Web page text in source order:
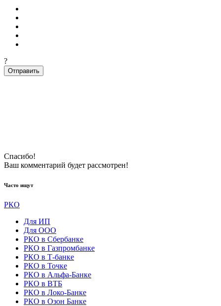
?
Отправить
Спасибо!
Ваш комментарий будeт рассмотрен!
Часто ищут
РКО
Для ИП
Для ООО
РКО в Сбербанке
РКО в Газпромбанке
РКО в Т-банке
РКО в Точке
РКО в Альфа-Банке
РКО в ВТБ
РКО в Локо-Банке
РКО в Озон Банке